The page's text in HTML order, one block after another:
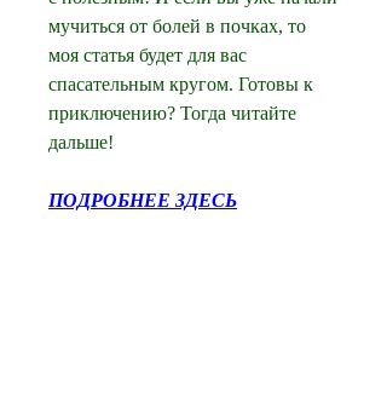
мучиться от болей в почках, то
моя статья будет для вас
спасательным кругом. Готовы к
приключению? Тогда читайте
дальше!
ПОДРОБНЕЕ ЗДЕСЬ